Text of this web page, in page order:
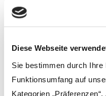
Diese Webseite
Sie bestimmen durch Ihre
Funktionsumfang auf
Kategorien